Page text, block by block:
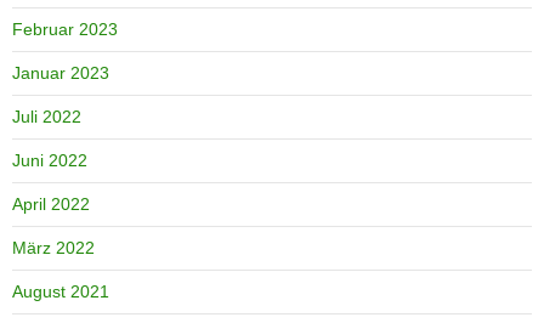
Februar 2023
Januar 2023
Juli 2022
Juni 2022
April 2022
März 2022
August 2021